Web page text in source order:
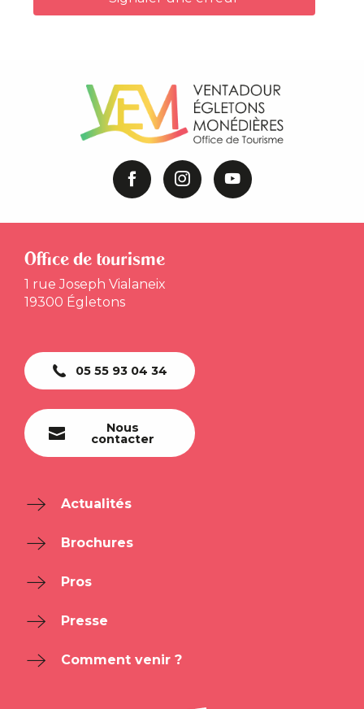
Office de tourisme
1 rue Joseph Vialaneix
19300 Égletons
05 55 93 04 34
Nous
contacter
Actualités
Brochures
Pros
Presse
Comment venir ?